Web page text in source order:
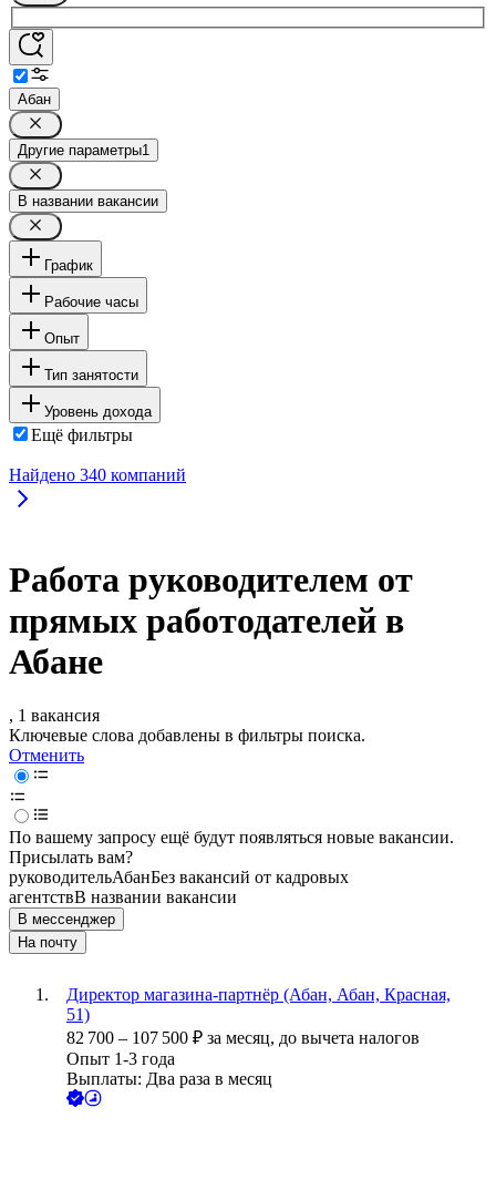
Абан
Другие параметры1
В названии вакансии
График
Рабочие часы
Опыт
Тип занятости
Уровень дохода
Ещё фильтры
Найдено 340 компаний
Работа руководителем от
прямых работодателей в
Абане
, 1 вакансия
Ключевые слова добавлены в фильтры поиска.
Отменить
По вашему запросу ещё будут появляться новые вакансии.
Присылать вам?
руководительАбанБез вакансий от кадровых
агентствВ названии вакансии
В мессенджер
На почту
Директор магазина-партнёр (Абан, Абан, Красная,
51)
82 700 – 107 500 ₽ за месяц, до вычета налогов
Опыт 1-3 года
Выплаты: Два раза в месяц